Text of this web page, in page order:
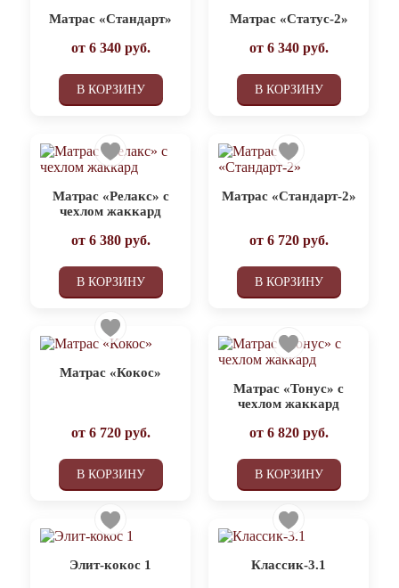
Матрас «Стандарт»
от 6 340руб.
В КОРЗИНУ
Матрас «Статус-2»
от 6 340руб.
В КОРЗИНУ
Матрас «Релакс» с
чехлом жаккард
от 6 380руб.
В КОРЗИНУ
Матрас «Стандарт-2»
от 6 720руб.
В КОРЗИНУ
Матрас «Кокос»
от 6 720руб.
В КОРЗИНУ
Матрас «Тонус» с
чехлом жаккард
от 6 820руб.
В КОРЗИНУ
Элит-кокос 1 Классик-3.1